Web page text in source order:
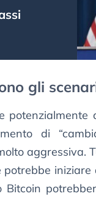
gli
potenzialmente
di
aggressiva.
iniziare